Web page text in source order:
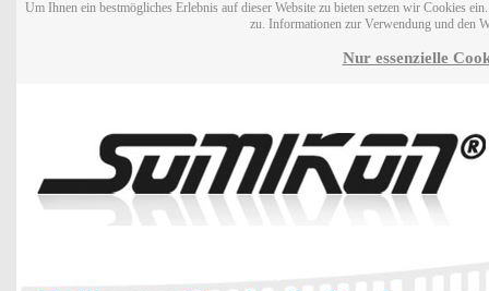
Um Ihnen ein bestmögliches Erlebnis auf dieser Website zu bieten setzen wir Cookies
zu. Informationen zur Verwendung und den
Nur essenzielle